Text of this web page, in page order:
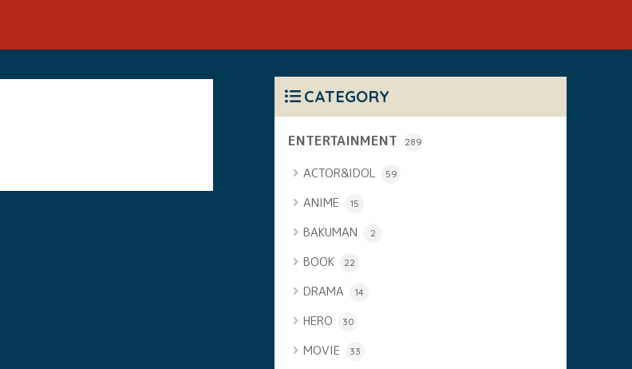
CATEGORY
ENTERTAINMENT 289
ACTOR&IDOL 59
ANIME 15
BAKUMAN 2
BOOK 22
DRAMA 14
HERO 30
MOVIE 33